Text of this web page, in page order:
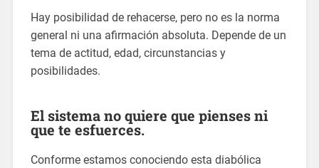
Hay posibilidad de rehacerse, pero no es la norma
general ni una afirmación absoluta. Depende de un
tema de actitud, edad, circunstancias y
posibilidades.
El sistema no quiere que pienses ni
que te esfuerces.
Conforme estamos conociendo esta diabólica